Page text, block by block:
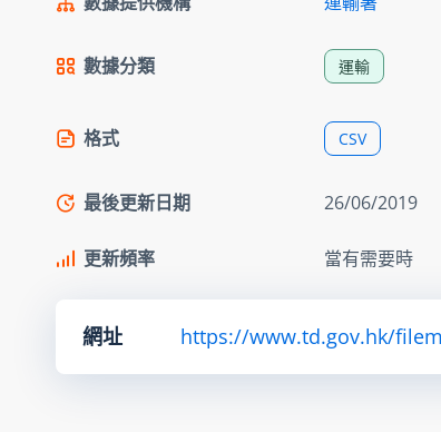
數據分類 運輸
格式 CSV
最後更新日期 26/06/2019
更新頻率 當有需要時
網址 https://www.td.gov.hk/